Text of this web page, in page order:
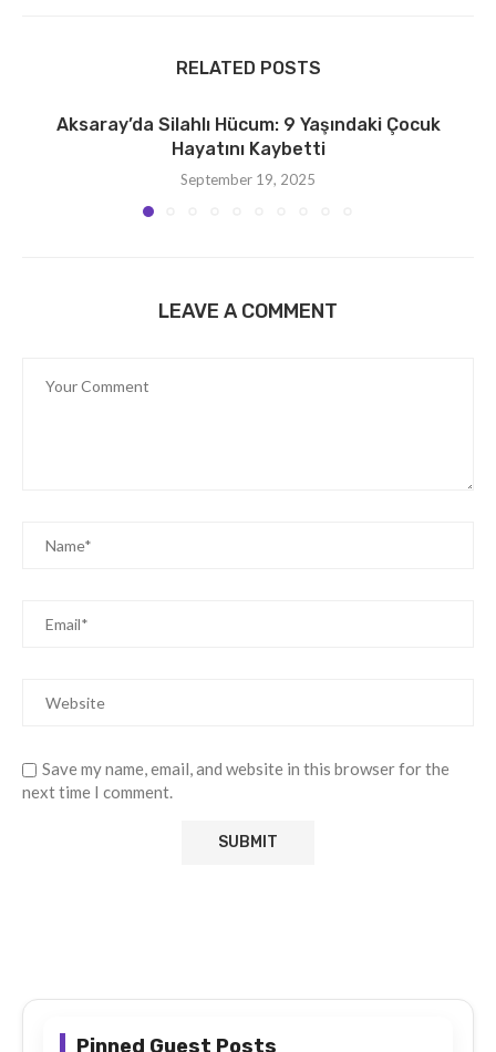
RELATED POSTS
Aksaray’da Silahlı Hücum: 9 Yaşındaki Çocuk
Hayatını Kaybetti
September 19, 2025
LEAVE A COMMENT
Save my name, email, and website in this browser for the
next time I comment.
Pinned Guest Posts